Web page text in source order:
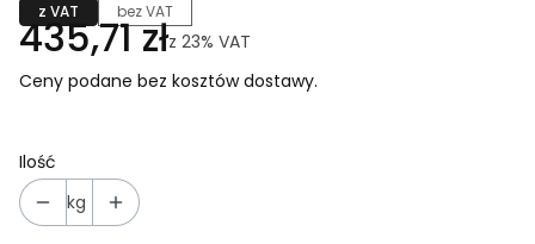
z VAT bez VAT
435,71 złz 23% VAT
Ceny podane bez kosztów dostawy.
Ilość
kg